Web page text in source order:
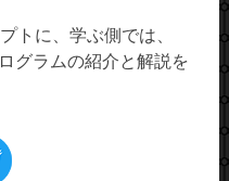
トに、学ぶ側では、
グラムの紹介と解説を